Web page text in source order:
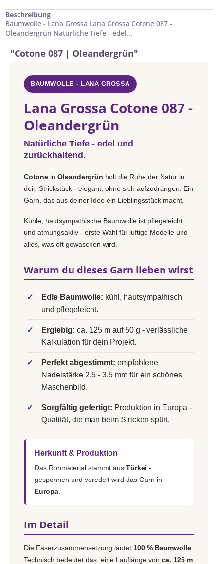
Beschreibung
Baumwolle - Lana Grossa Lana Grossa Cotone 087 -
Oleandergrün Natürliche Tiefe - edel...
"Cotone 087 | Oleandergrün"
BAUMWOLLE - LANA GROSSA
Lana Grossa Cotone 087 -
Oleandergrün
Natürliche Tiefe - edel und
zurückhaltend.
Cotone in Oleandergrün holt die Ruhe der Natur in
dein Strickstück - elegant, ohne sich aufzudrängen. Ein
Garn, das aus deiner Idee ein Lieblingsstück macht.
Kühle, hautsympathische Baumwolle ist pflegeleicht
und atmungsaktiv - erste Wahl für luftige Modelle und
alles, was oft gewaschen wird.
Warum du dieses Garn lieben wirst
✓ Edle Baumwolle: kühl, hautsympathisch
und pflegeleicht.
✓ Ergiebig: ca. 125 m auf 50 g - verlässliche
Kalkulation für dein Projekt.
✓ Perfekt abgestimmt: empfohlene
Nadelstärke 2,5 - 3,5 mm für ein schönes
Maschenbild.
✓ Sorgfältig gefertigt: Produktion in Europa -
Qualität, die man beim Stricken spürt.
Herkunft & Produktion
Das Rohmaterial stammt aus Türkei -
gesponnen und veredelt wird das Garn in
Europa
Im Detail
Die Faserzusammensetzung lautet 100 % Baumwolle
Technisch bedeutet das: eine Lauflänge von ca. 125 m